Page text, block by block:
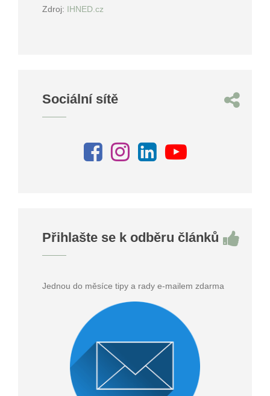
Zdroj: IHNED.cz
Sociální sítě
Přihlašte se k odběru článků
Jednou do měsíce tipy a rady e-mailem zdarma